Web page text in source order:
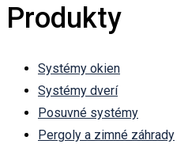
Produkty
Systémy okien
Systémy dverí
Posuvné systémy
Pergoly a zimné záhrady